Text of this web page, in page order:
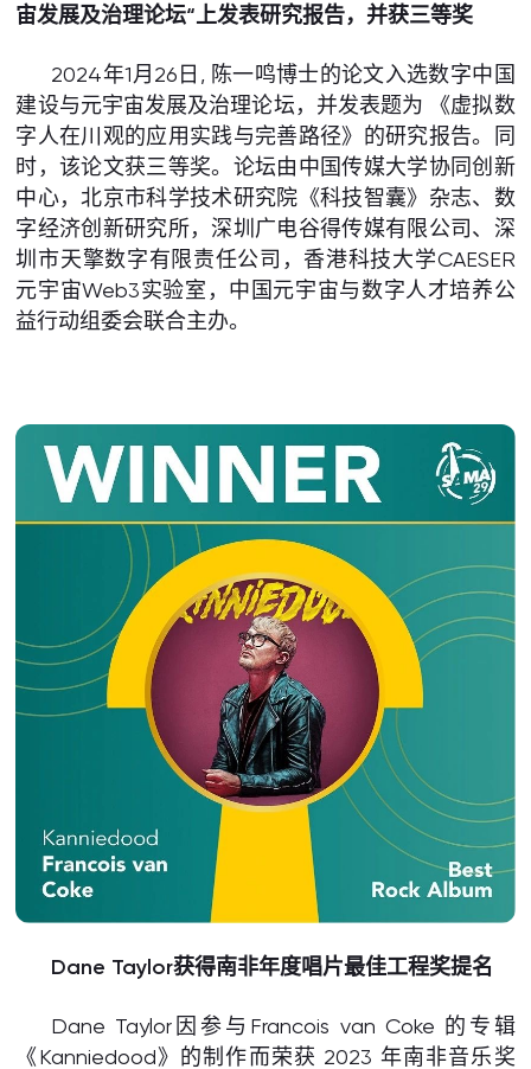
宙发展及治理论坛“上发表研究报告，并获三等奖
2024年1月26日, 陈一鸣博士的论文入选数字中国
建设与元宇宙发展及治理论坛，并发表题为 《虚拟数
字人在川观的应用实践与完善路径》的研究报告。同
时，该论文获三等奖。论坛由中国传媒大学协同创新
中心，北京市科学技术研究院《科技智囊》杂志、数
字经济创新研究所，深圳广电谷得传媒有限公司、深
圳市天擎数字有限责任公司，香港科技大学CAESER
元宇宙Web3实验室，中国元宇宙与数字人才培养公
益行动组委会联合主办。
Dane Taylor获得南非年度唱片最佳工程奖提名
Dane Taylor因参与Francois van Coke 的专辑
《Kanniedood》的制作而荣获 2023 年南非音乐奖